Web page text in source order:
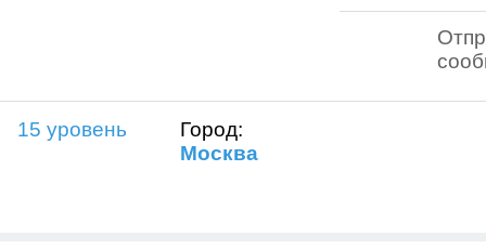
15 уровень
Город:
Москва